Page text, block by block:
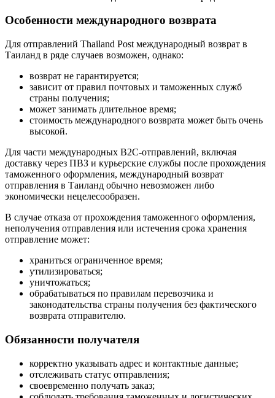
Особенности международного возврата
Для отправлений Thailand Post международный возврат в
Таиланд в ряде случаев возможен, однако:
возврат не гарантируется;
зависит от правил почтовых и таможенных служб
страны получения;
может занимать длительное время;
стоимость международного возврата может быть очень
высокой.
Для части международных B2C-отправлений, включая
доставку через ПВЗ и курьерские службы после прохождения
таможенного оформления, международный возврат
отправления в Таиланд обычно невозможен либо
экономически нецелесообразен.
В случае отказа от прохождения таможенного оформления,
неполучения отправления или истечения срока хранения
отправление может:
храниться ограниченное время;
утилизироваться;
уничтожаться;
обрабатываться по правилам перевозчика и
законодательства страны получения без фактического
возврата отправителю.
Обязанности получателя
корректно указывать адрес и контактные данные;
отслеживать статус отправления;
своевременно получать заказ;